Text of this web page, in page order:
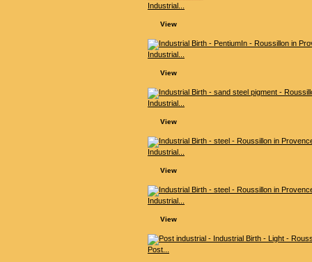
Industrial...
View
Industrial...
View
Industrial...
View
Industrial...
View
Industrial...
View
Post...